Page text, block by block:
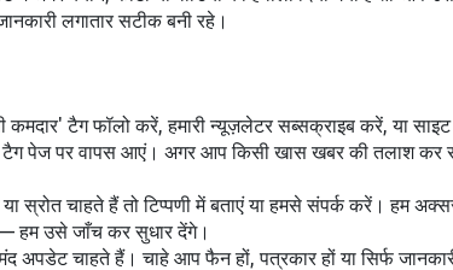
लगातार सटीक बनी रहे।
टैग फॉलो करें, हमारी न्यूज़लेटर सब्सक्राइब करें, या
पेज पर वापस आएं। अगर आप किसी खास खबर की तलाश कर
स्रोत चाहते हैं तो टिप्पणी में बताएं या हमसे संपर्क करें। हम
हम उसे जाँच कर सुधार देंगे।
अपडेट चाहते हैं। चाहे आप फैन हों, पत्रकार हों या सिर्फ